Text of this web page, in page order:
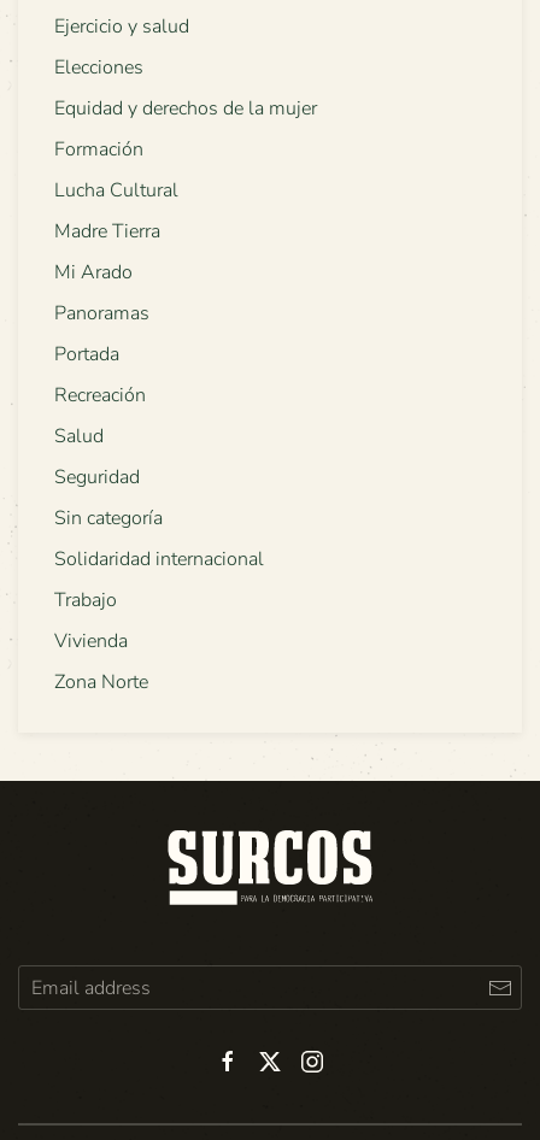
Ejercicio y salud
Elecciones
Equidad y derechos de la mujer
Formación
Lucha Cultural
Madre Tierra
Mi Arado
Panoramas
Portada
Recreación
Salud
Seguridad
Sin categoría
Solidaridad internacional
Trabajo
Vivienda
Zona Norte